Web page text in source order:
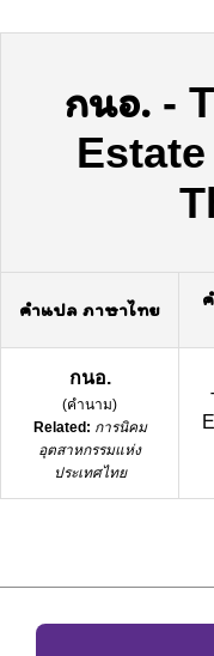
กนอ. -
คำแปล ภาษาไทย
กนอ.
(คำนาม)
Related: การนิคม
อุตสาหกรรมแห่ง
ประเทศไทย